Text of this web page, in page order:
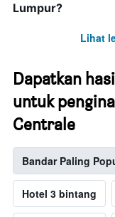
Lumpur?
Lihat
Dapatkan
untuk
Centrale
Bandar Paling
Hotel 3 bintang